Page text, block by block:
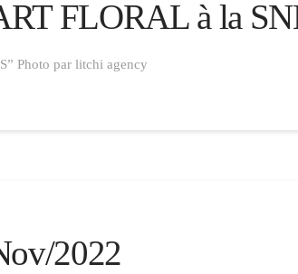
FLORAL à la
Photo par litchi agency
2022